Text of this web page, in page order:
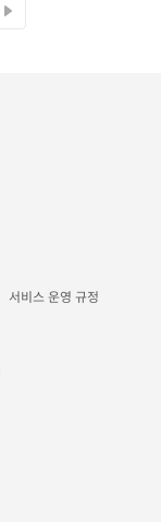
서비스 운영 규정